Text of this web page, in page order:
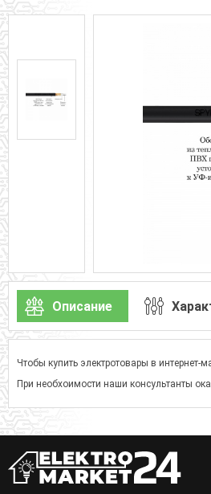
Описание
Чтобы купить электротовары в интернет-
При необхоимости наши консультанты